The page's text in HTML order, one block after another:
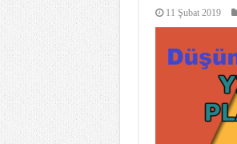
11 Şubat 2019